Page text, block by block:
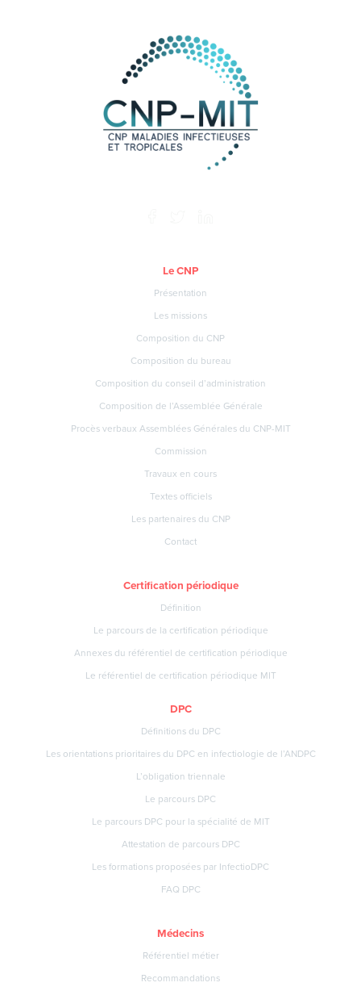
Le CNP
Présentation
Les missions
Composition du CNP
Composition du bureau
Composition du conseil d’administration
Composition de l’Assemblée Générale
Procès verbaux Assemblées Générales du CNP-MIT
Commission
Travaux en cours
Textes officiels
Les partenaires du CNP
Contact
Certification périodique
Définition
Le parcours de la certification périodique
Annexes du référentiel de certification périodique
Le référentiel de certification périodique MIT
DPC
Définitions du DPC
Les orientations prioritaires du DPC en infectiologie de l’ANDPC
L’obligation triennale
Le parcours DPC
Le parcours DPC pour la spécialité de MIT
Attestation de parcours DPC
Les formations proposées par InfectioDPC
FAQ DPC
Médecins
Référentiel métier
Recommandations